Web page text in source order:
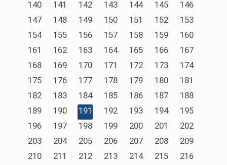
140
141 142 143 144 145
146
147
148 149 150 151 152
153
154
155 156 157 158 159
160
161
162 163 164 165 166
167
168
169 170 171 172 173
174
175
176 177 178 179 180
181
182
183 184 185 186 187
188
189
190 191 192 193 194
195
196
197 198 199 200 201
202
203
204 205 206 207 208
209
210
211 212 213 214 215
216